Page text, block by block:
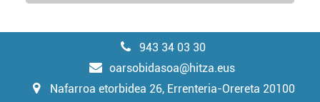
943 34 03 30
oarsobidasoa@hitza.eus
Nafarroa etorbidea 26, Errenteria-Orereta 20100